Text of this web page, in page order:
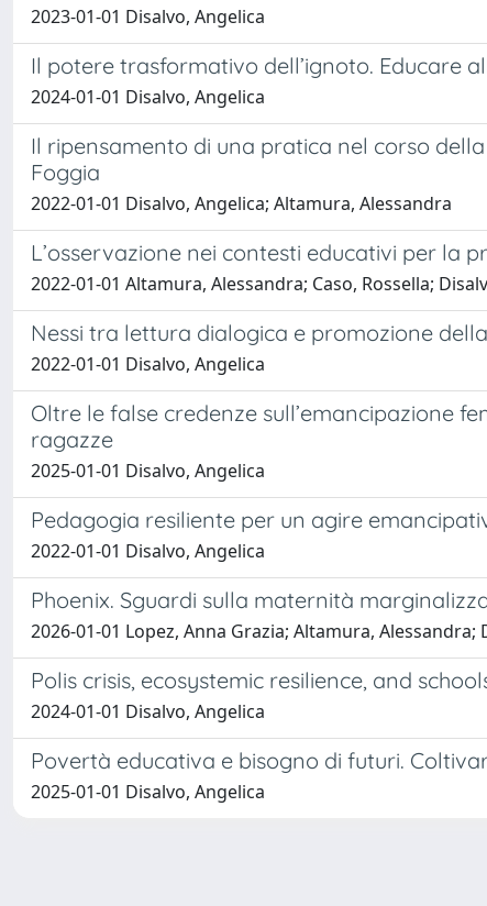
2023-01-01 Disalvo, Angelica
Il potere trasformativo dell’ignoto. Educare
2024-01-01 Disalvo, Angelica
Il ripensamento di una pratica nel corso
Foggia
2022-01-01 Disalvo, Angelica; Altamura, Alessandra
L’osservazione nei contesti educativi per la
2022-01-01 Altamura, Alessandra; Caso, Rossella;
Nessi tra lettura dialogica e promozione
2022-01-01 Disalvo, Angelica
Oltre le false credenze sull’emancipazione
ragazze
2025-01-01 Disalvo, Angelica
Pedagogia resiliente per un agire
2022-01-01 Disalvo, Angelica
Phoenix. Sguardi sulla maternità
2026-01-01 Lopez, Anna Grazia; Altamura,
Polis crisis, ecosystemic resilience, and
2024-01-01 Disalvo, Angelica
Povertà educativa e bisogno di futuri.
2025-01-01 Disalvo, Angelica